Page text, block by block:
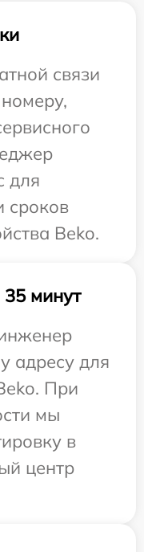
связи
для
сроков
Beko.
минут
адресу для
При
мы
в
центр